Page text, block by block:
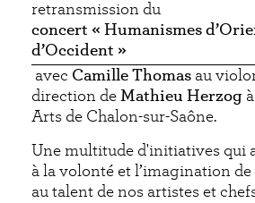
retransmission du
concert « Humanismes
d’Occident »
avec Camille Thomas au
direction de Mathieu Herzog
Arts de Chalon-sur-Saône.
Une multitude d'initiatives qui
à la volonté et l’imagination
au talent de nos artistes et